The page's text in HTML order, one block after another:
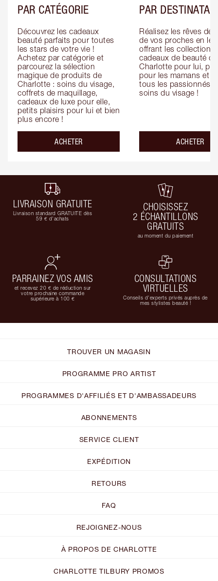
PAR CATÉGORIE
Découvrez les cadeaux
beauté parfaits pour toutes
les stars de votre vie !
Achetez par catégorie et
parcourez la sélection
magique de produits de
Charlotte : soins du visage,
coffrets de maquillage,
cadeaux de luxe pour elle,
petits plaisirs pour lui et bien
plus encore !
ACHETER
PAR
Réalisez les rêves de
de vos proches en
offrant les collections
cadeaux de beauté de
Charlotte pour lui,
pour les mamans et
tous les passionnés
soins du visage !
ACHETER
LIVRAISON GRATUITE
Livraison standard GRATUITE dès
59 € d'achats
CHOISISSEZ
2 ÉCHANTILLONS
GRATUITS
au moment du paiement
PARRAINEZ VOS AMIS
et recevez 20 € de réduction sur
votre prochaine commande
supérieure à 100 €
CONSULTATIONS
VIRTUELLES
Conseils d'experts privés auprès de
mes stylistes beauté !
TROUVER UN MAGASIN
PROGRAMME PRO ARTIST
PROGRAMMES D'AFFILIÉS ET D'AMBASSADEURS
ABONNEMENTS
SERVICE CLIENT
EXPÉDITION
RETOURS
FAQ
REJOIGNEZ-NOUS
À PROPOS DE CHARLOTTE
CHARLOTTE TILBURY PROMOS